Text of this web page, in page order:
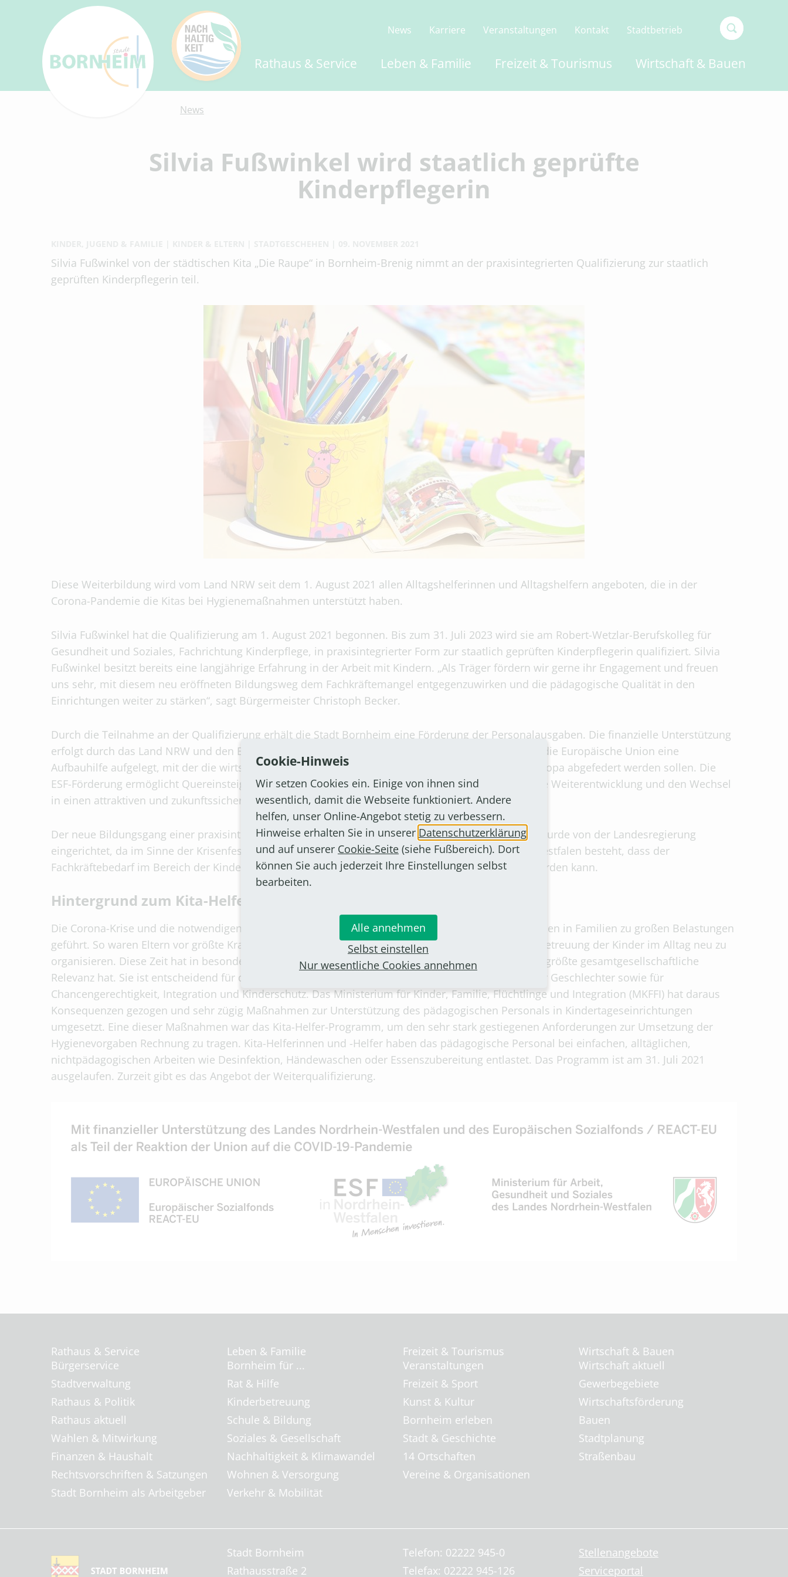
Rathaus & Service Leben & Familie Freizeit & Tourismus Wirtschaft & Bauen
News Karriere Veranstaltungen Kontakt
Stadtbetrieb
more
for
News
Silvia Fußwinkel wird staatlich geprüfte
Kinderpflegerin
Silvia Fußwinkel von der städtischen Kita „Die Raupe“ in Bornheim-Brenig nimmt an der praxisintegrierten Qualifizierung zur staatlich
geprüften Kinderpflegerin teil.
Diese Weiterbildung wird vom Land NRW seit dem 1. August 2021 allen Alltagshelferinnen und Alltagshelfern angeboten, die in der
Corona-Pandemie die Kitas bei Hygienemaßnahmen unterstützt haben.
Silvia Fußwinkel hat die Qualifizierung am 1. August 2021 begonnen. Bis zum 31. Juli 2023 wird sie am Robert-Wetzlar-Berufskolleg für
Gesundheit und Soziales, Fachrichtung Kinderpflege, in praxisintegrierter Form zur staatlich geprüften Kinderpflegerin qualifiziert. Silvia
Fußwinkel besitzt bereits eine langjährige Erfahrung in der Arbeit mit Kindern. „Als Träger fördern wir gerne ihr Engagement und freuen
uns sehr, mit diesem neu eröffneten Bildungsweg dem Fachkräftemangel entgegenzuwirken und die pädagogische Qualität in den
Einrichtungen weiter zu stärken“, sagt Bürgermeister Christoph Becker.
Durch die Teilnahme an der Qualifizierung erhält die Stadt Bornheim eine Förderung der Personalausgaben. Die finanzielle Unterstützung
erfolgt durch das Land NRW und den Europäischen Sozialfonds (ESF) „REACT-EU“. Mit REACT-EU hat die Europäische Union eine
Aufbauhilfe aufgelegt, mit der die wirtschaftlichen und sozialen Folgen der Covid19-Pandemie in Europa abgefedert werden sollen. Die
ESF-Förderung ermöglicht Quereinsteigerinnen und Quereinsteigern eine berufliche und persönliche Weiterentwicklung und den Wechsel
in einen attraktiven und zukunftssicheren Beruf.
Der neue Bildungsgang einer praxisintegrierten Ausbildung zur Kinderpflegerin/zum Kinderpfleger wurde von der Landesregierung
eingerichtet, da im Sinne der Krisenfestigkeit ein unmittelbares Interesse für das Land Nordrhein-Westfalen besteht, dass der
Fachkräftebedarf im Bereich der Kindertagesbetreuung und der Kinderpflege zuverlässig gedeckt werden kann.
Hintergrund zum Kita-Helfer-Programm
Die Corona-Krise und die notwendigen Maßnahmen zur Eindämmung des Infektionsgeschehens haben in Familien zu großen Belastungen
geführt. So waren Eltern vor größte Kraftanstrengungen gestellt, die eigene Berufstätigkeit und die Betreuung der Kinder im Alltag neu zu
organisieren. Diese Zeit hat in besonderer Weise vor Augen geführt, dass die Kindertagesbetreuung größte gesamtgesellschaftliche
Relevanz hat. Sie ist entscheidend für die Vereinbarkeit von Familie und Beruf, die Gleichstellung der Geschlechter sowie für
Chancengerechtigkeit, Integration und Kinderschutz. Das Ministerium für Kinder, Familie, Flüchtlinge und Integration (MKFFI) hat daraus
Konsequenzen gezogen und sehr zügig Maßnahmen zur Unterstützung des pädagogischen Personals in Kindertageseinrichtungen
umgesetzt. Eine dieser Maßnahmen war das Kita-Helfer-Programm, um den sehr stark gestiegenen Anforderungen zur Umsetzung der
Hygienevorgaben Rechnung zu tragen. Kita-Helferinnen und -Helfer haben das pädagogische Personal bei einfachen, alltäglichen,
nichtpädagogischen Arbeiten wie Desinfektion, Händewaschen oder Essenszubereitung entlastet. Das Programm ist am 31. Juli 2021
ausgelaufen. Zurzeit gibt es das Angebot der Weiterqualifizierung.
Rathaus & Service
Bürgerservice
Stadtverwaltung
Rathaus & Politik
Rathaus aktuell
Wahlen & Mitwirkung
Finanzen & Haushalt
Rechtsvorschriften & Satzungen
Stadt Bornheim als Arbeitgeber
Leben & Familie
Bornheim für ...
Rat & Hilfe
Kinderbetreuung
Schule & Bildung
Soziales & Gesellschaft
Nachhaltigkeit & Klimawandel
Wohnen & Versorgung
Verkehr & Mobilität
Freizeit & Tourismus
Veranstaltungen
Freizeit & Sport
Kunst & Kultur
Bornheim erleben
Stadt & Geschichte
14 Ortschaften
Vereine & Organisationen
Wirtschaft & Bauen
Wirtschaft aktuell
Gewerbegebiete
Wirtschaftsförderung
Bauen
Stadtplanung
Straßenbau
Stadt Bornheim
Rathausstraße 2
Telefon: 02222 945-0
Telefax: 02222 945-126
Stellenangebote
Serviceportal
Cookie-Hinweis
Wir setzen Cookies ein. Einige von ihnen sind
wesentlich, damit die Webseite funktioniert. Andere
helfen, unser Online-Angebot stetig zu verbessern.
Hinweise erhalten Sie in unserer Datenschutzerklärung
und auf unserer Cookie-Seite (siehe Fußbereich). Dort
können Sie auch jederzeit Ihre Einstellungen selbst
bearbeiten.
Alle annehmen
Selbst einstellen
Nur wesentliche Cookies annehmen